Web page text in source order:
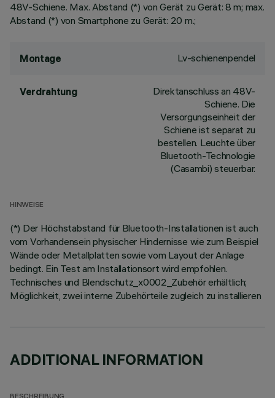
48V-Schiene. Max. Abstand (*) von Gerät zu Gerät: 8 m; max.
Abstand (*) von Smartphone zu Gerät: 20 m.;
Montage Lv-schienenpendel
Verdrahtung
Direktanschluss an 48V-
Schiene. Die
Versorgungseinheit der
Schiene ist separat zu
bestellen. Leuchte über
Bluetooth-Technologie
(Casambi) steuerbar.
HINWEISE
(*) Der Höchstabstand für Bluetooth-Installationen ist auch
vom Vorhandensein physischer Hindernisse wie zum Beispiel
Wände oder Metallplatten sowie vom Layout der Anlage
bedingt. Ein Test am Installationsort wird empfohlen.
Technisches und Blendschutz_x0002_Zubehör erhältlich;
Möglichkeit, zwei interne Zubehörteile zugleich zu installieren
ADDITIONAL INFORMATION